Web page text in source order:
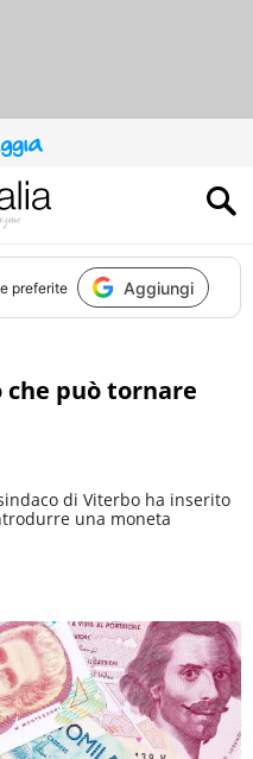
preferite Aggiungi
che può tornare
di Viterbo ha inserito
una moneta